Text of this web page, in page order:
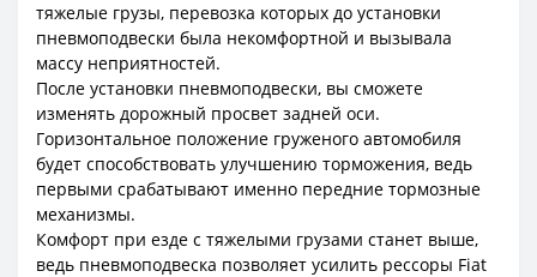
тяжелые грузы, перевозка которых до установки
пневмоподвески была некомфортной и вызывала
массу неприятностей.
После установки пневмоподвески, вы сможете
изменять дорожный просвет задней оси.
Горизонтальное положение груженого автомобиля
будет способствовать улучшению торможения, ведь
первыми срабатывают именно передние тормозные
механизмы.
Комфорт при езде с тяжелыми грузами станет выше,
ведь пневмоподвеска позволяет усилить рессоры Fiat